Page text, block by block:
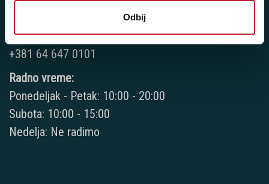
Odbij
+381 18 32 11 496
+381 18 51 75 44
+381 64 647 0101
Radno vreme:
Ponedeljak - Petak: 10:00 - 20:00
Subota: 10:00 - 15:00
Nedelja: Ne radimo